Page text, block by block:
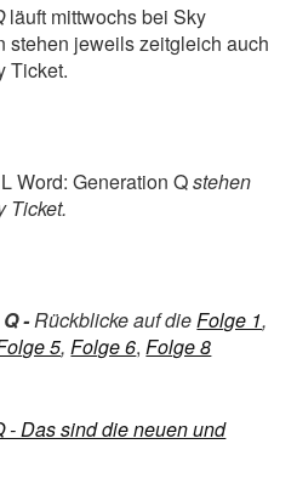
läuft mittwochs bei Sky
stehen jeweils zeitgleich auch
Ticket.
Word: Generation Qstehen
Ticket.
Q -Rückblicke auf dieFolge 1,
5,Folge 6,Folge 8
- Das sind die neuen und